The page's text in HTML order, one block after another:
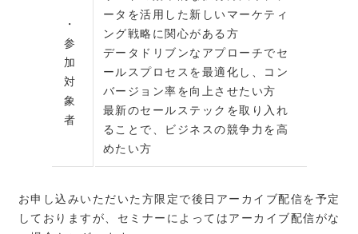
・
参
加
対
象
者
ータを活用した新しいマーケティ
ング戦略に関心がある方
データドリブンなアプローチでセ
ールスプロセスを最適化し、コン
バージョン率を向上させたい方
最新のセールステックを取り入れ
ることで、ビジネスの競争力を高
めたい方
お申し込みいただいた方限定で後日アーカイブ配信を予定
しておりますが、セミナーによってはアーカイブ配信がな